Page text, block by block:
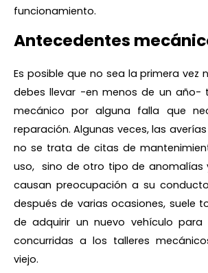
funcionamiento.
Antecedentes
Es posible que no sea la primera vez
debes llevar -en menos de un año-
mecánico por alguna falla que
reparación. Algunas veces, las
no se trata de citas de
uso, sino de otro tipo de anomalías
causan preocupación a su
después de varias ocasiones, suele
de adquirir un nuevo vehículo para
concurridas a los talleres
viejo.